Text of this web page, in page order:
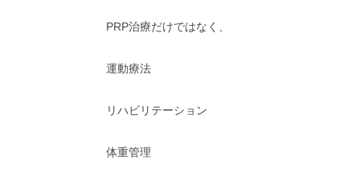
PRP治療だけではなく、
運動療法
リハビリテーション
体重管理